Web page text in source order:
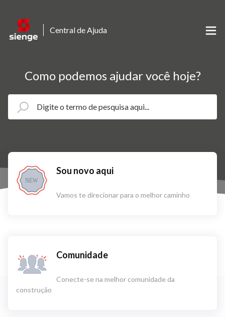
Central de Ajuda
Como podemos ajudar você hoje?
NEW
Sou novo aqui
Vamos te direcionar para o melhor caminho
Comunidade
Conecte-se na melhor comunidade da
construção